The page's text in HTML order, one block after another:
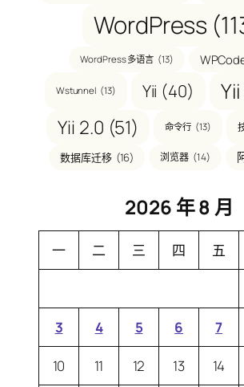
WordPress
WordPress 多语言 (13)
Wstunnel (13) Yii (40)
Yii 2.0 (51) 命令行 (13)
数据库迁移 (16) 浏览器 (14)
2026 年 8 月
一 二 三 四 五
3 4 5 6 7
10 11 12 13 14